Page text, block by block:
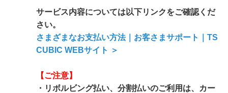
サービス内容については以下リンクをご確認くだ
さい。
さまざまなお支払い方法｜お客さまサポート｜TS
CUBIC WEBサイト ＞
【ご注意】
・リボルビング払い、分割払いのご利用は、カー